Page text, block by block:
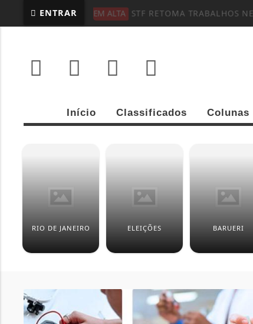
ENTRAR EM ALTA STF RETOMA TRABALHOS
Início Classificados Colunas
RIO DE JANEIRO ELEIÇÕES BARUERI